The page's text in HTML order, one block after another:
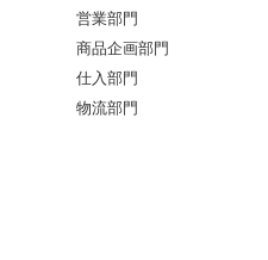
営業部門
商品企画部門
仕入部門
物流部門